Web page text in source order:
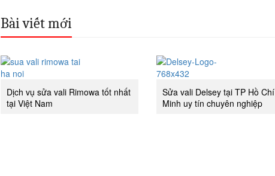
Bài viết mới
Dịch vụ sửa vali Rimowa tốt nhất
tại Việt Nam
Sửa vali Delsey tại TP Hồ Chí
Minh uy tín chuyên nghiệp